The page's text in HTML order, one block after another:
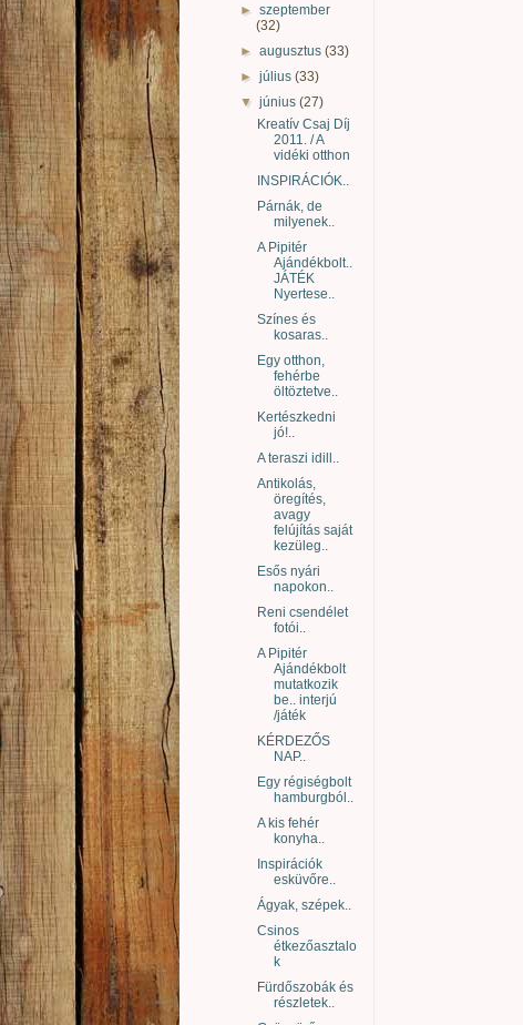
►szeptember
(32)
►augusztus(33)
►július(33)
▼június(27)
Kreatív Csaj Díj
2011. / A
vidéki otthon
INSPIRÁCIÓK..
Párnák, de
milyenek..
A Pipitér
Ajándékbolt..
JÁTÉK
Nyertese..
Színes és
kosaras..
Egy otthon,
fehérbe
öltöztetve..
Kertészkedni
jó!..
A teraszi idill..
Antikolás,
öregítés,
avagy
felújítás saját
kezüleg..
Esős nyári
napokon..
Reni csendélet
fotói..
A Pipitér
Ajándékbolt
mutatkozik
be.. interjú
/játék
KÉRDEZŐS
NAP..
Egy régiségbolt
hamburgból..
A kis fehér
konyha..
Inspirációk
esküvőre..
Ágyak, szépek..
Csinos
étkezőasztalo
k
Fürdőszobák és
részletek..